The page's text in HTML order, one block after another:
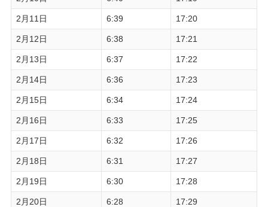
2月11日 6:39 17:20
2月12日 6:38 17:21
2月13日 6:37 17:22
2月14日 6:36 17:23
2月15日 6:34 17:24
2月16日 6:33 17:25
2月17日 6:32 17:26
2月18日 6:31 17:27
2月19日 6:30 17:28
2月20日 6:28 17:29